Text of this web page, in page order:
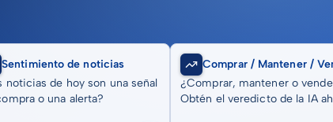
Sentimiento de noticias
noticias de hoy son una señal
o una alerta?
Comprar / Mantener /
¿Comprar, mantener o
Obtén el veredicto de la IA